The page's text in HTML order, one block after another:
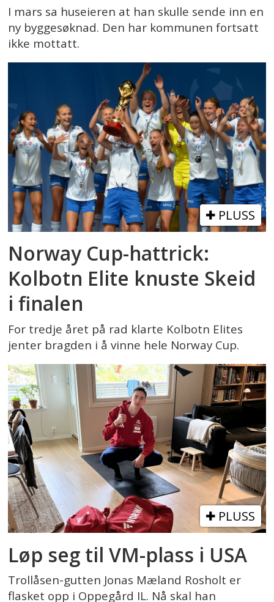
I mars sa huseieren at han skulle sende inn en
ny byggesøknad. Den har kommunen fortsatt
ikke mottatt.
PLUSS
Norway Cup-hattrick:
Kolbotn Elite knuste Skeid
i finalen
For tredje året på rad klarte Kolbotn Elites
jenter bragden i å vinne hele Norway Cup.
PLUSS
Løp seg til VM-plass i USA
Trollåsen-gutten Jonas Mæland Rosholt er
flasket opp i Oppegård IL. Nå skal han